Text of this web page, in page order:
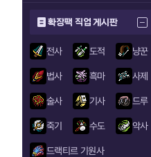
확장팩 직업 게시판
전사 도적 냥꾼
법사 흑마 사제
술사 기사 드루
죽기 수도 악사
드랙티르 기원사